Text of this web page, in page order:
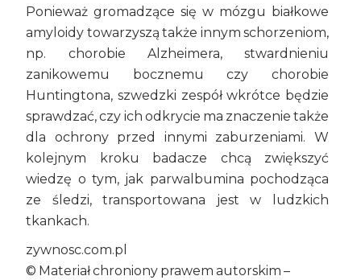
Ponieważ gromadzące się w mózgu białkowe
amyloidy towarzyszą także innym schorzeniom,
np. chorobie Alzheimera, stwardnieniu
zanikowemu bocznemu czy chorobie
Huntingtona, szwedzki zespół wkrótce będzie
sprawdzać, czy ich odkrycie ma znaczenie także
dla ochrony przed innymi zaburzeniami. W
kolejnym kroku badacze chcą zwiększyć
wiedzę o tym, jak parwalbumina pochodząca
ze śledzi, transportowana jest w ludzkich
tkankach.
zywnosc.com.pl
© Materiał chroniony prawem autorskim –